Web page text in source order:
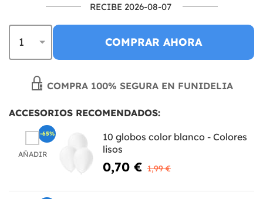
RECIBE 2026-08-07
COMPRAR AHORA
COMPRA 100% SEGURA EN FUNIDELIA
ACCESORIOS RECOMENDADOS:
AÑADIR
10 globos color blanco - Colores
lisos
0,70 € 1,99 €
-65%